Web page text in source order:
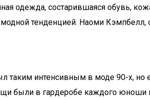
одежда, состарившаяся обувь,
тенденцией. Наоми
таким интенсивным в моде 90-х,
были в гардеробе каждого юноши